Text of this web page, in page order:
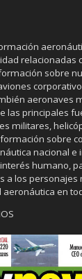
relacionadas
sobre
aeronaves
las principales
militares,
sobre
nacional e
humano,
a los
aeronáutica en